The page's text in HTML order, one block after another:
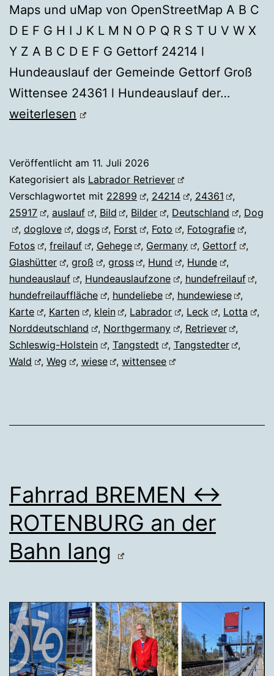
Maps und uMap von OpenStreetMap A B C
D E F G H I J K L M N O P Q R S T U V W X
Y Z A B C D E F G Gettorf 24214 l
Hundeauslauf der Gemeinde Gettorf Groß
Wittensee 24361 l Hundeauslauf der…
weiterlesen
Veröffentlicht am 11. Juli 2026
Kategorisiert als Labrador Retriever
Verschlagwortet mit 22899 , 24214 , 24361
,
25917
, auslauf , Bild , Bilder , Deutschland , Dog
, doglove , dogs , Forst , Foto , Fotografie
,
Fotos
, freilauf , Gehege , Germany , Gettorf
,
Glashütter
, groß , gross , Hund , Hunde
,
hundeauslauf
, Hundeauslaufzone , hundefreilauf
,
hundefreilauffläche
, hundeliebe , hundewiese
,
Karte
, Karten , klein , Labrador , Leck , Lotta
,
Norddeutschland
, Northgermany , Retriever
,
Schleswig-Holstein
, Tangstedt , Tangstedter
,
Wald
, Weg , wiese ,wittensee
Fahrrad BREMEN ↔
ROTENBURG an der
Bahn lang